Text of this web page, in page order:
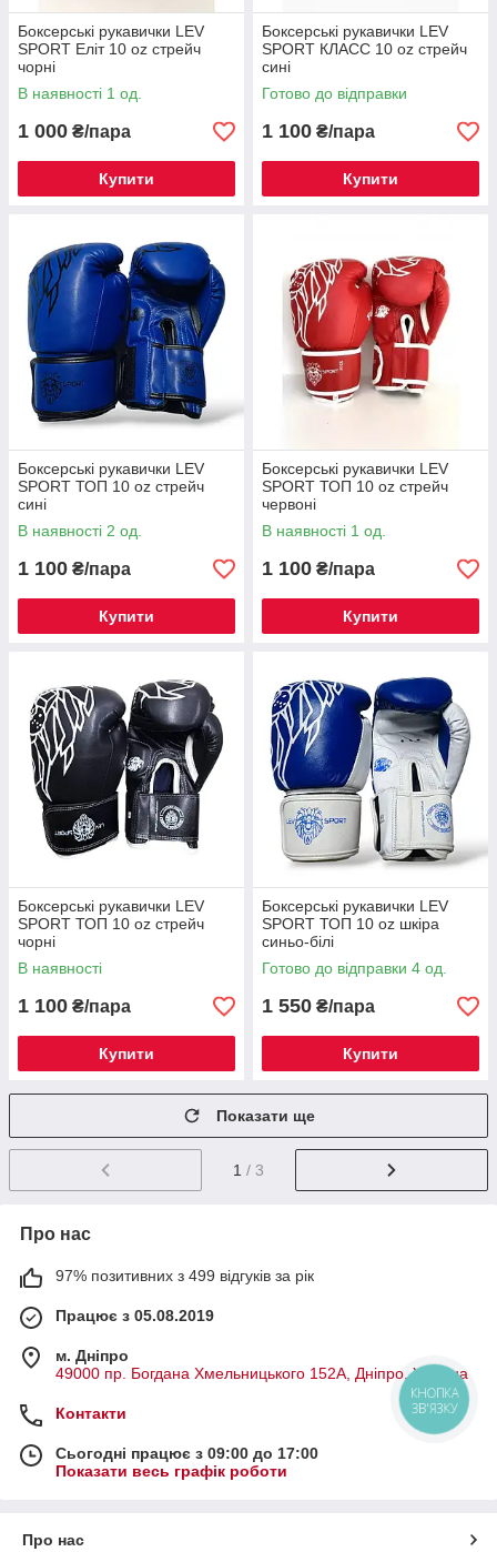
Боксерські рукавички LEV
SPORT Еліт 10 oz стрейч
чорні
В наявності 1 од.
1 000 ₴/пара
Купити
Боксерські рукавички LEV
SPORT КЛАСС 10 oz стрейч
сині
Готово до відправки
1 100 ₴/пара
Купити
Боксерські рукавички LEV
SPORT ТОП 10 oz стрейч
сині
В наявності 2 од.
1 100 ₴/пара
Купити
Боксерські рукавички LEV
SPORT ТОП 10 oz стрейч
червоні
В наявності 1 од.
1 100 ₴/пара
Купити
Боксерські рукавички LEV
SPORT ТОП 10 oz стрейч
чорні
В наявності
1 100 ₴/пара
Купити
Боксерські рукавички LEV
SPORT ТОП 10 oz шкіра
синьо-білі
Готово до відправки 4 од.
1 550 ₴/пара
Купити
Показати ще
1 / 3
Про нас
97% позитивних з 499 відгуків за рік
Працює з 05.08.2019
м. Дніпро
49000 пр. Богдана Хмельницького 152А, Дніпро, Україна
Контакти
Сьогодні працює з 09:00 до 17:00
Показати весь графік роботи
Про нас
КНОПКА
ЗВ'ЯЗКУ